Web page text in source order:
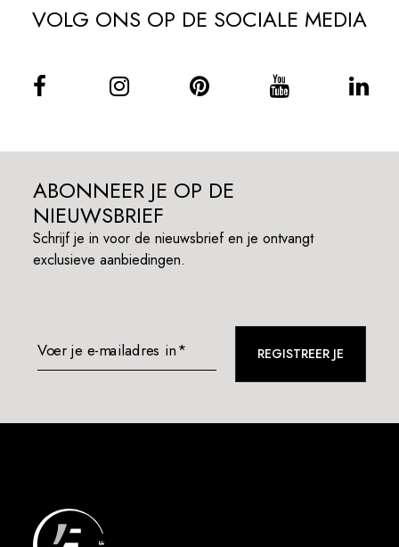
VOLG ONS OP DE SOCIALE MEDIA
ABONNEER JE OP DE
NIEUWSBRIEF
Schrijf je in voor de nieuwsbrief en je ontvangt
exclusieve aanbiedingen.
Voer je e-mailadres in* REGISTREER JE